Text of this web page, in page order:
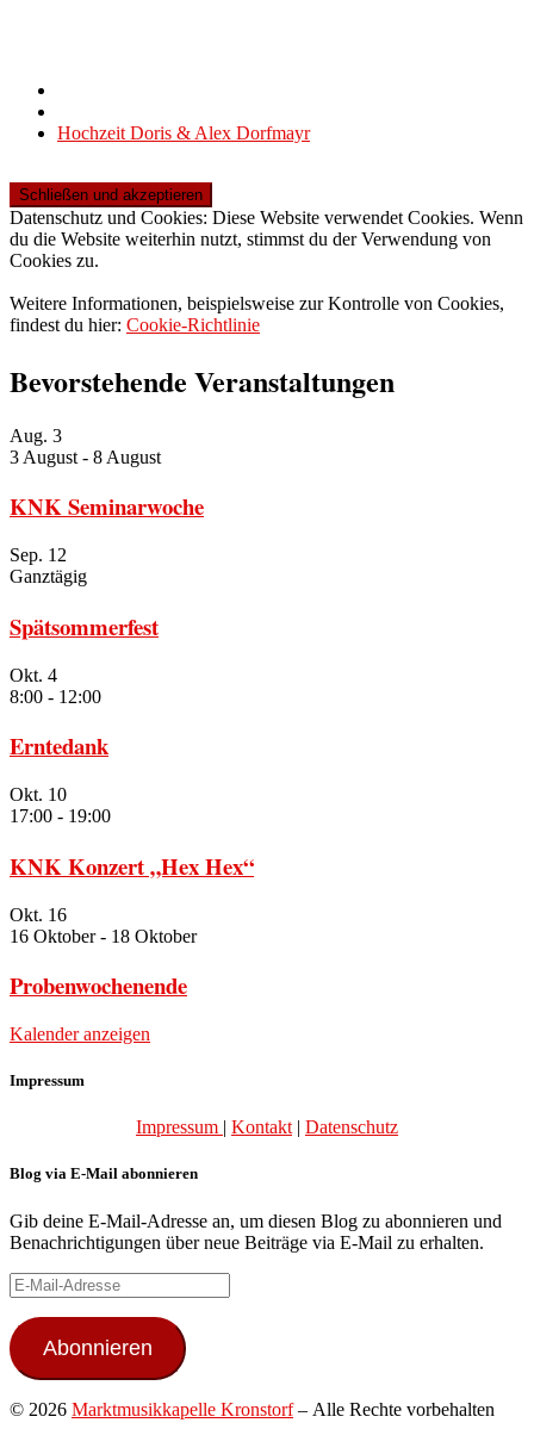
Beitragsnavigation
zur
Nächster
Hochzeit Doris & Alex Dorfmayr
Datenschutz und Cookies: Diese Website verwendet Cookies. Wenn
du die Website weiterhin nutzt, stimmst du der Verwendung von
Cookies zu.
Weitere Informationen, beispielsweise zur Kontrolle von Cookies,
findest du hier: Cookie-Richtlinie
Bevorstehende Veranstaltungen
Aug. 3
3 August - 8 August
KNK Seminarwoche
Sep. 12
Ganztägig
Spätsommerfest
Okt. 4
8:00 - 12:00
Erntedank
Okt. 10
17:00 - 19:00
KNK Konzert „Hex Hex“
Okt. 16
16 Oktober- 18 Oktober
Probenwochenende
Kalender anzeigen
Impressum
Impressum | Kontakt | Datenschutz
Blog via E-Mail abonnieren
Gib deine E-Mail-Adresse an, um diesen Blog zu abonnieren und
Benachrichtigungen über neue Beiträge via E-Mail zu erhalten.
E-
Mail-
Adresse
Abonnieren
© 2026 Marktmusikkapelle Kronstorf– Alle Rechte vorbehalten